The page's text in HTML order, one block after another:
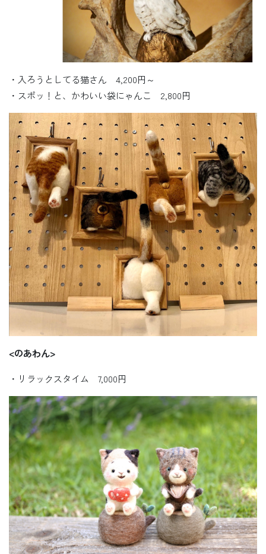
・入ろうとしてる猫さん 4,200円～
・スポッ！と、かわいい袋にゃんこ 2,800円
<のあわん>
・リラックスタイム 7,000円